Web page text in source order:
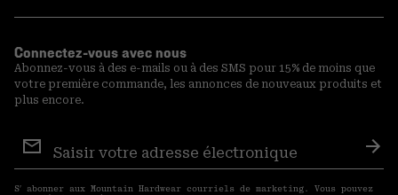
Connectez-vous avec nous
Abonnez-vous à des e-mails ou à des SMS pour 15% de moins que
votre première commande, les annonces de nouveaux produits et
plus encore.
aux
courriels
S′ abonner aux Mountain Hardwear courriels de marketing. Vous pouvez